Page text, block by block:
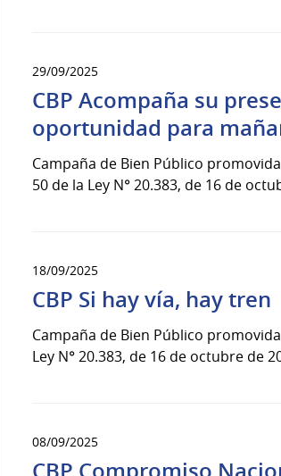
29/09/2025
CBP Acompaña su
oportunidad para
Campaña de Bien Público
50 de la Ley N° 20.383, de 16 de
18/09/2025
CBP Si hay vía, hay tren
Campaña de Bien Público
Ley N° 20.383, de 16 de octubre de
08/09/2025